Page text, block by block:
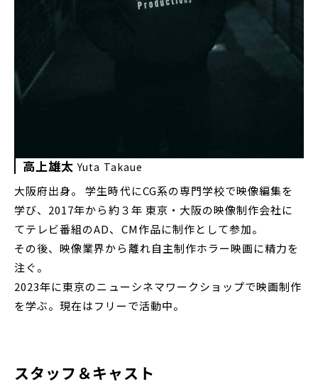
高上雄太Yuta Takaue
大阪府出身。 学生時代にCG系の専門学校で映像編集を
学び、2017年から約３年 東京・大阪の映像制作会社に
てテレビ番組のAD、CM作品に制作として参加。
その後、映像業界から離れ自主制作ホラー映画に精力を
注ぐ。
2023年に東京のニューシネマワークショップで映画制作
を学ぶ。現在はフリーで活動中。
スタッフ＆キャスト